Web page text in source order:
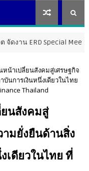
Special Meeting หนุน
หน้าเปลี่ยนสังคมสู่เศรษฐกิจ
นการเงินหนึ่งเดียวในไทย
Thailand
นสังคมสู่
มยั่งยืนด้านสิ่ง
เดียวในไทย ที่